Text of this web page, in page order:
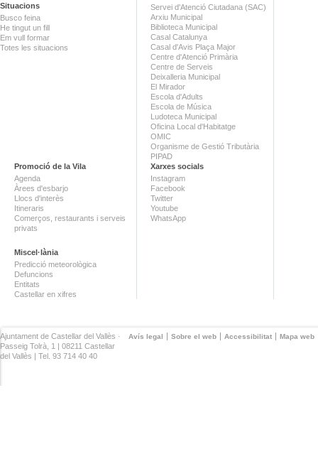
Situacions
Busco feina
He tingut un fill
Em vull formar
Totes les situacions
Servei d'Atenció Ciutadana (SAC)
Arxiu Municipal
Biblioteca Municipal
Casal Catalunya
Casal d'Avis Plaça Major
Centre d'Atenció Primària
Centre de Serveis
Deixalleria Municipal
El Mirador
Escola d'Adults
Escola de Música
Ludoteca Municipal
Oficina Local d'Habitatge
OMIC
Organisme de Gestió Tributària
PIPAD
Promoció de la Vila
Agenda
Àrees d'esbarjo
Llocs d'interès
Itineraris
Comerços, restaurants i serveis
privats
Miscel·lània
Predicció meteorològica
Defuncions
Entitats
Castellar en xifres
Xarxes socials
Instagram
Facebook
Twitter
Youtube
WhatsApp
Avís legal Sobre el web Accessibilitat Mapa web
Ajuntament de Castellar del Vallès ·
Passeig Tolrà, 1 | 08211 Castellar
del Vallès | Tel. 93 714 40 40